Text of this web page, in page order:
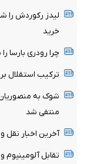
لیدز رکوردش را
خرید
چرا رودری بارسا
ترکیب استقلال
شوک به
منتفی شد
آخرین اخبار نقل و
تقابل